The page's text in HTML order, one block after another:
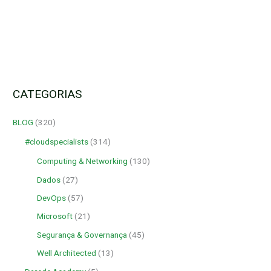
CATEGORIAS
BLOG (320)
#cloudspecialists (314)
Computing & Networking (130)
Dados (27)
DevOps (57)
Microsoft (21)
Segurança & Governança (45)
Well Architected (13)